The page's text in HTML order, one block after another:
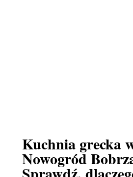
Kuchnia grecka
Nowogród